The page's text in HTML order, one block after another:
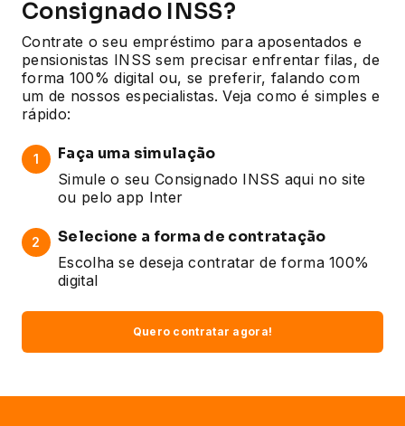
Consignado INSS?
Contrate o seu empréstimo para aposentados e
pensionistas INSS sem precisar enfrentar filas, de
forma 100% digital ou, se preferir, falando com
um de nossos especialistas. Veja como é simples e
rápido:
1 Faça uma simulação
Simule o seu Consignado INSS aqui no site
ou pelo app Inter
2 Selecione a forma de contratação
Escolha se deseja contratar de forma 100%
digital
Quero contratar agora!